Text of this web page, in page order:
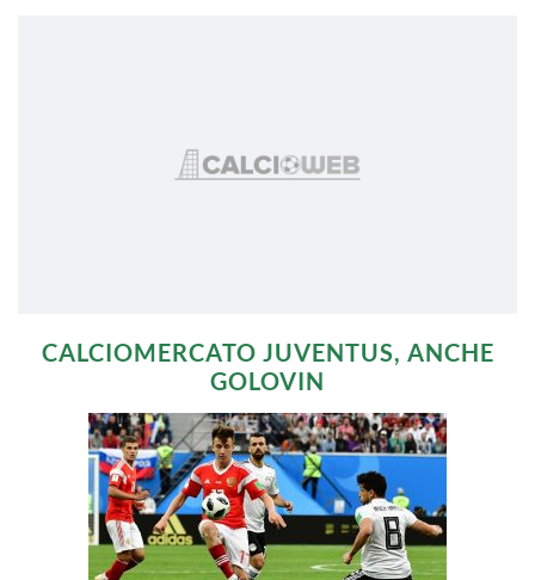
CALCIOMERCATO JUVENTUS, ANCHE
GOLOVIN